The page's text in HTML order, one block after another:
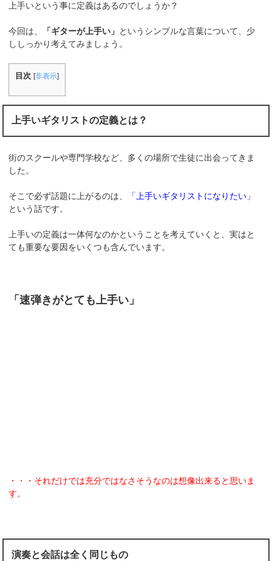
上手いという事に定義はあるのでしょうか？
今回は、 「ギターが上手い」 というシンプルな言葉について、少
ししっかり考えてみましょう。
目次 [非表示]
上手いギタリストの定義とは？
街のスクールや専門学校など、多くの場所で生徒に出会ってきま
した。
そこで必ず話題に上がるのは、
「上手いギタリストになりたい」
という話です。
上手いの定義は一体何なのかということを考えていくと、実はと
ても重要な要因をいくつも含んでいます。
「速弾きがとても上手い」
・・・それだけでは充分ではなさそうなのは想像出来ると思いま
す。
演奏と会話は全く同じもの